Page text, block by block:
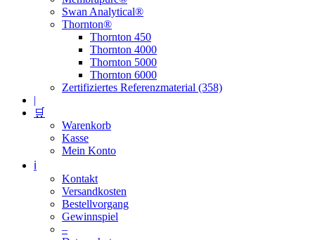
Swan Analytical®
Thornton®
Thornton 450
Thornton 4000
Thornton 5000
Thornton 6000
Zertifiziertes Referenzmaterial (358)
|
🛒
Warenkorb
Kasse
Mein Konto
ℹ️
Kontakt
Versandkosten
Bestellvorgang
Gewinnspiel
–